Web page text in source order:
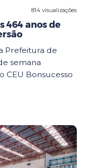
814 visualizações
464 anos de
Prefeitura de
semana
CEU Bonsucesso